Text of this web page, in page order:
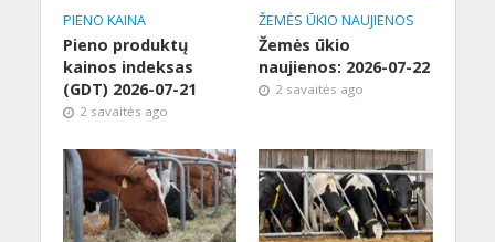
PIENO KAINA
Pieno produktų
kainos indeksas
(GDT) 2026-07-21
2 savaitės ago
ŽEMĖS ŪKIO NAUJIENOS
Žemės ūkio
naujienos: 2026-07-22
2 savaitės ago